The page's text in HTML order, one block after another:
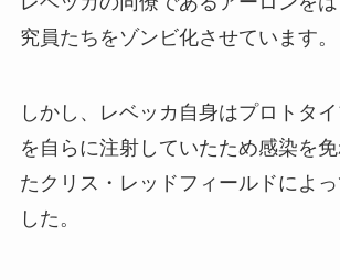
究員たちをゾンビ化させています。
しかし、レベッカ自身はプロトタ
を自らに注射していたため感染を
たクリス・レッドフィールドによ
した。